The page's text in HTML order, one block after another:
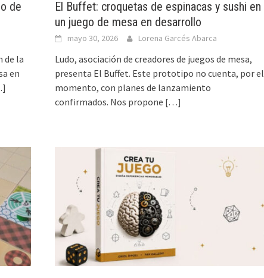
de
de la
en
El Buffet: croquetas de espinacas y sushi en
un juego de mesa en desarrollo
mayo 30, 2026 Lorena Garcés Abarca
Ludo, asociación de creadores de juegos de mesa,
presenta El Buffet. Este prototipo no cuenta, por el
momento, con planes de lanzamiento
confirmados. Nos propone […]